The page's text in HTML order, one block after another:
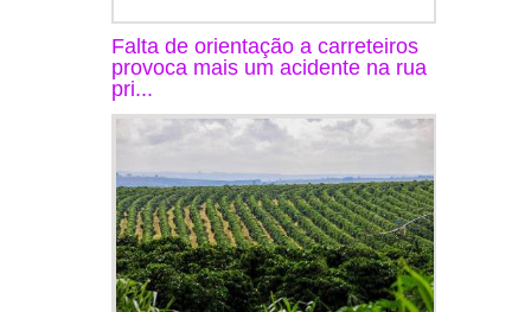
Falta de orientação a carreteiros
provoca mais um acidente na rua
pri...